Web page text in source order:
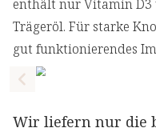
enthält nur Vitamin
Trägeröl. Für starke
gut funktionierendes
Previous slide
Wir liefern nur die